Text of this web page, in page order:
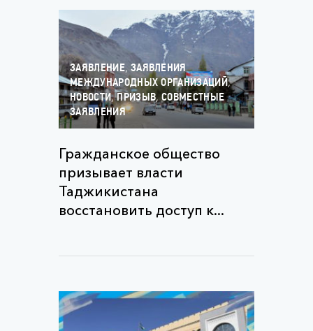
ЗАЯВЛЕНИЕ, ЗАЯВЛЕНИЯ
МЕЖДУНАРОДНЫХ ОРГАНИЗАЦИЙ,
НОВОСТИ,ПРИЗЫВ,СОВМЕСТНЫЕ
ЗАЯВЛЕНИЯ
Гражданское общество
призывает власти
Таджикистана
восстановить доступ к...